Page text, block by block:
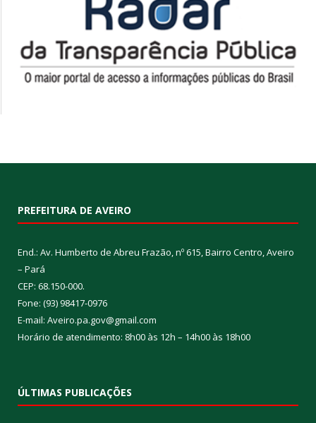
PREFEITURA DE AVEIRO
End.: Av. Humberto de Abreu Frazão, nº 615, Bairro Centro, Aveiro
– Pará
CEP: 68.150-000.
Fone: (93) 98417-0976
E-mail: Aveiro.pa.gov@gmail.com
Horário de atendimento: 8h00 às 12h – 14h00 às 18h00
ÚLTIMAS PUBLICAÇÕES